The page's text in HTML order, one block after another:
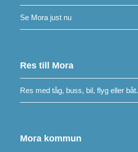
Se Mora just nu
Res till Mora
Res med tåg, buss, bil, flyg eller båt.
Mora kommun